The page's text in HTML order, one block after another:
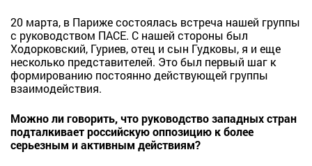
20 марта, в Париже состоялась встреча нашей группы
с руководством ПАСЕ. С нашей стороны был
Ходорковский, Гуриев, отец и сын Гудковы, я и еще
несколько представителей. Это был первый шаг к
формированию постоянно действующей группы
взаимодействия.
Можно ли говорить, что руководство западных стран
подталкивает российскую оппозицию к более
серьезным и активным действиям?